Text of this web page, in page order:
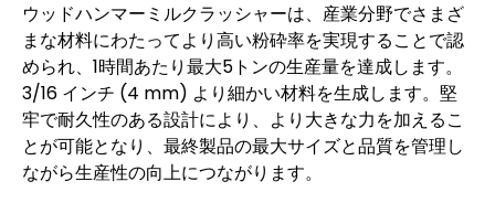
ウッドハンマーミルクラッシャーは、産業分野でさまざ
まな材料にわたってより高い粉砕率を実現することで認
められ、1時間あたり最大5トンの生産量を達成します。
3/16 インチ (4 mm) より細かい材料を生成します。堅
牢で耐久性のある設計により、より大きな力を加えるこ
とが可能となり、最終製品の最大サイズと品質を管理し
ながら生産性の向上につながります。